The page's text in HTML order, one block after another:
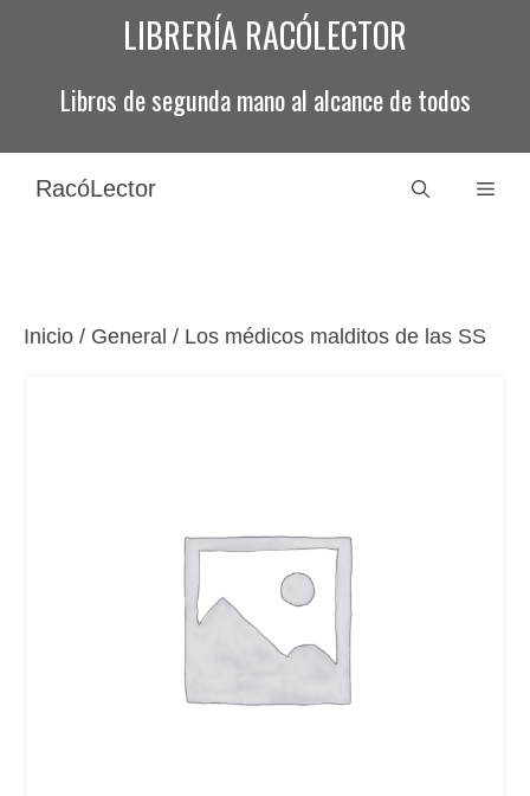
LIBRERÍA RACÓLECTOR
Libros de segunda mano al alcance de todos
RacóLector
Inicio / General / Los médicos malditos de las SS